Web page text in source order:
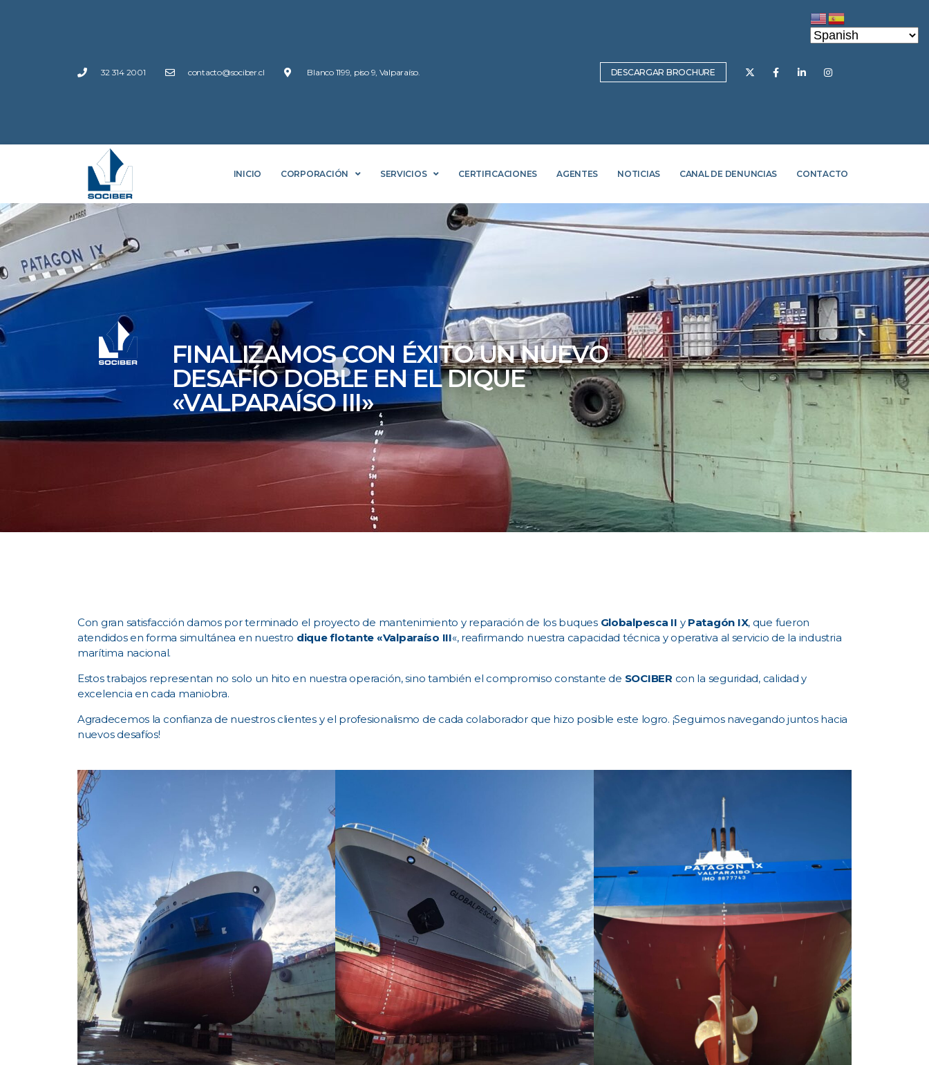
32 314 2001 contacto@sociber.cl Blanco 1199, piso 9, Valparaíso. DESCARGAR BROCHURE
INICIO CORPORACIÓN SERVICIOS CERTIFICACIONES AGENTES NOTICIAS CANAL DE DENUNCIAS CONTACTO
FINALIZAMOS CON ÉXITO UN NUEVO
DESAFÍO DOBLE EN EL DIQUE
«VALPARAÍSO III»
Con gran satisfacción damos por terminado el proyecto de mantenimiento y reparación de los buques Globalpesca II y Patagón IX, que fueron
atendidos en forma simultánea en nuestro dique flotante «Valparaíso III«, reafirmando nuestra capacidad técnica y operativa al servicio de la industria
marítima nacional.
Estos trabajos representan no solo un hito en nuestra operación, sino también el compromiso constante de SOCIBER con la seguridad, calidad y
excelencia en cada maniobra.
Agradecemos la confianza de nuestros clientes y el profesionalismo de cada colaborador que hizo posible este logro. ¡Seguimos navegando juntos hacia
nuevos desafíos!